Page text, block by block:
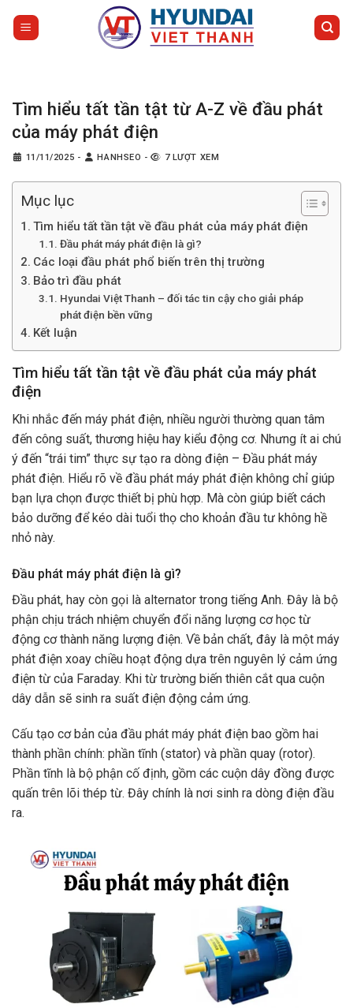
Tìm hiểu tất tần tật từ A-Z về đầu phát
của máy phát điện
11/11/2025 - HANHSEO - 7 LƯỢT XEM
Mục lục
Tìm hiểu tất tần tật về đầu phát của máy phát điện
Đầu phát máy phát điện là gì?
Các loại đầu phát phổ biến trên thị trường
Bảo trì đầu phát
Hyundai Việt Thanh – đối tác tin cậy cho giải pháp
phát điện bền vững
Kết luận
Tìm hiểu tất tần tật về đầu phát của máy phát
điện
Khi nhắc đến máy phát điện, nhiều người thường quan tâm
đến công suất, thương hiệu hay kiểu động cơ. Nhưng ít ai chú
ý đến “trái tim” thực sự tạo ra dòng điện – Đầu phát máy
phát điện. Hiểu rõ về đầu phát máy phát điện không chỉ giúp
bạn lựa chọn được thiết bị phù hợp. Mà còn giúp biết cách
bảo dưỡng để kéo dài tuổi thọ cho khoản đầu tư không hề
nhỏ này.
Đầu phát máy phát điện là gì?
Đầu phát, hay còn gọi là alternator trong tiếng Anh. Đây là bộ
phận chịu trách nhiệm chuyển đổi năng lượng cơ học từ
động cơ thành năng lượng điện. Về bản chất, đây là một máy
phát điện xoay chiều hoạt động dựa trên nguyên lý cảm ứng
điện từ của Faraday. Khi từ trường biến thiên cắt qua cuộn
dây dẫn sẽ sinh ra suất điện động cảm ứng.
Cấu tạo cơ bản của đầu phát máy phát điện bao gồm hai
thành phần chính: phần tĩnh (stator) và phần quay (rotor).
Phần tĩnh là bộ phận cố định, gồm các cuộn dây đồng được
quấn trên lõi thép từ. Đây chính là nơi sinh ra dòng điện đầu
ra.